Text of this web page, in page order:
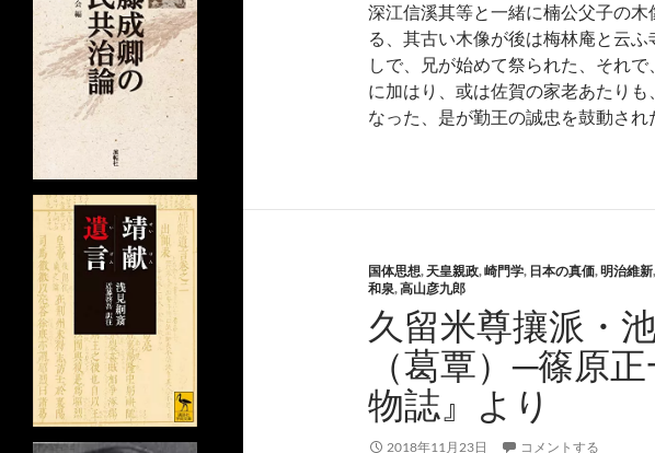
深江信溪其等と一緒に楠公父子の
る、其古い木像が後は梅林庵と云
しで、兄が始めて祭られた、それ
に加はり、或は佐賀の家老あたり
なった、是が勤王の誠忠を鼓動され
国体思想, 天皇親政,崎門学, 日本の真価,明治維新,
和泉,高山彦九郎
久留米尊攘派・
（葛覃）─篠原
物誌』より
2018年11月23日 コメントする